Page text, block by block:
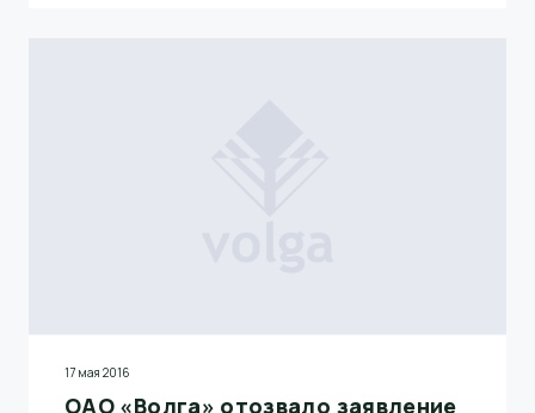
17 мая 2016
ОАО «Волга» отозвало заявление